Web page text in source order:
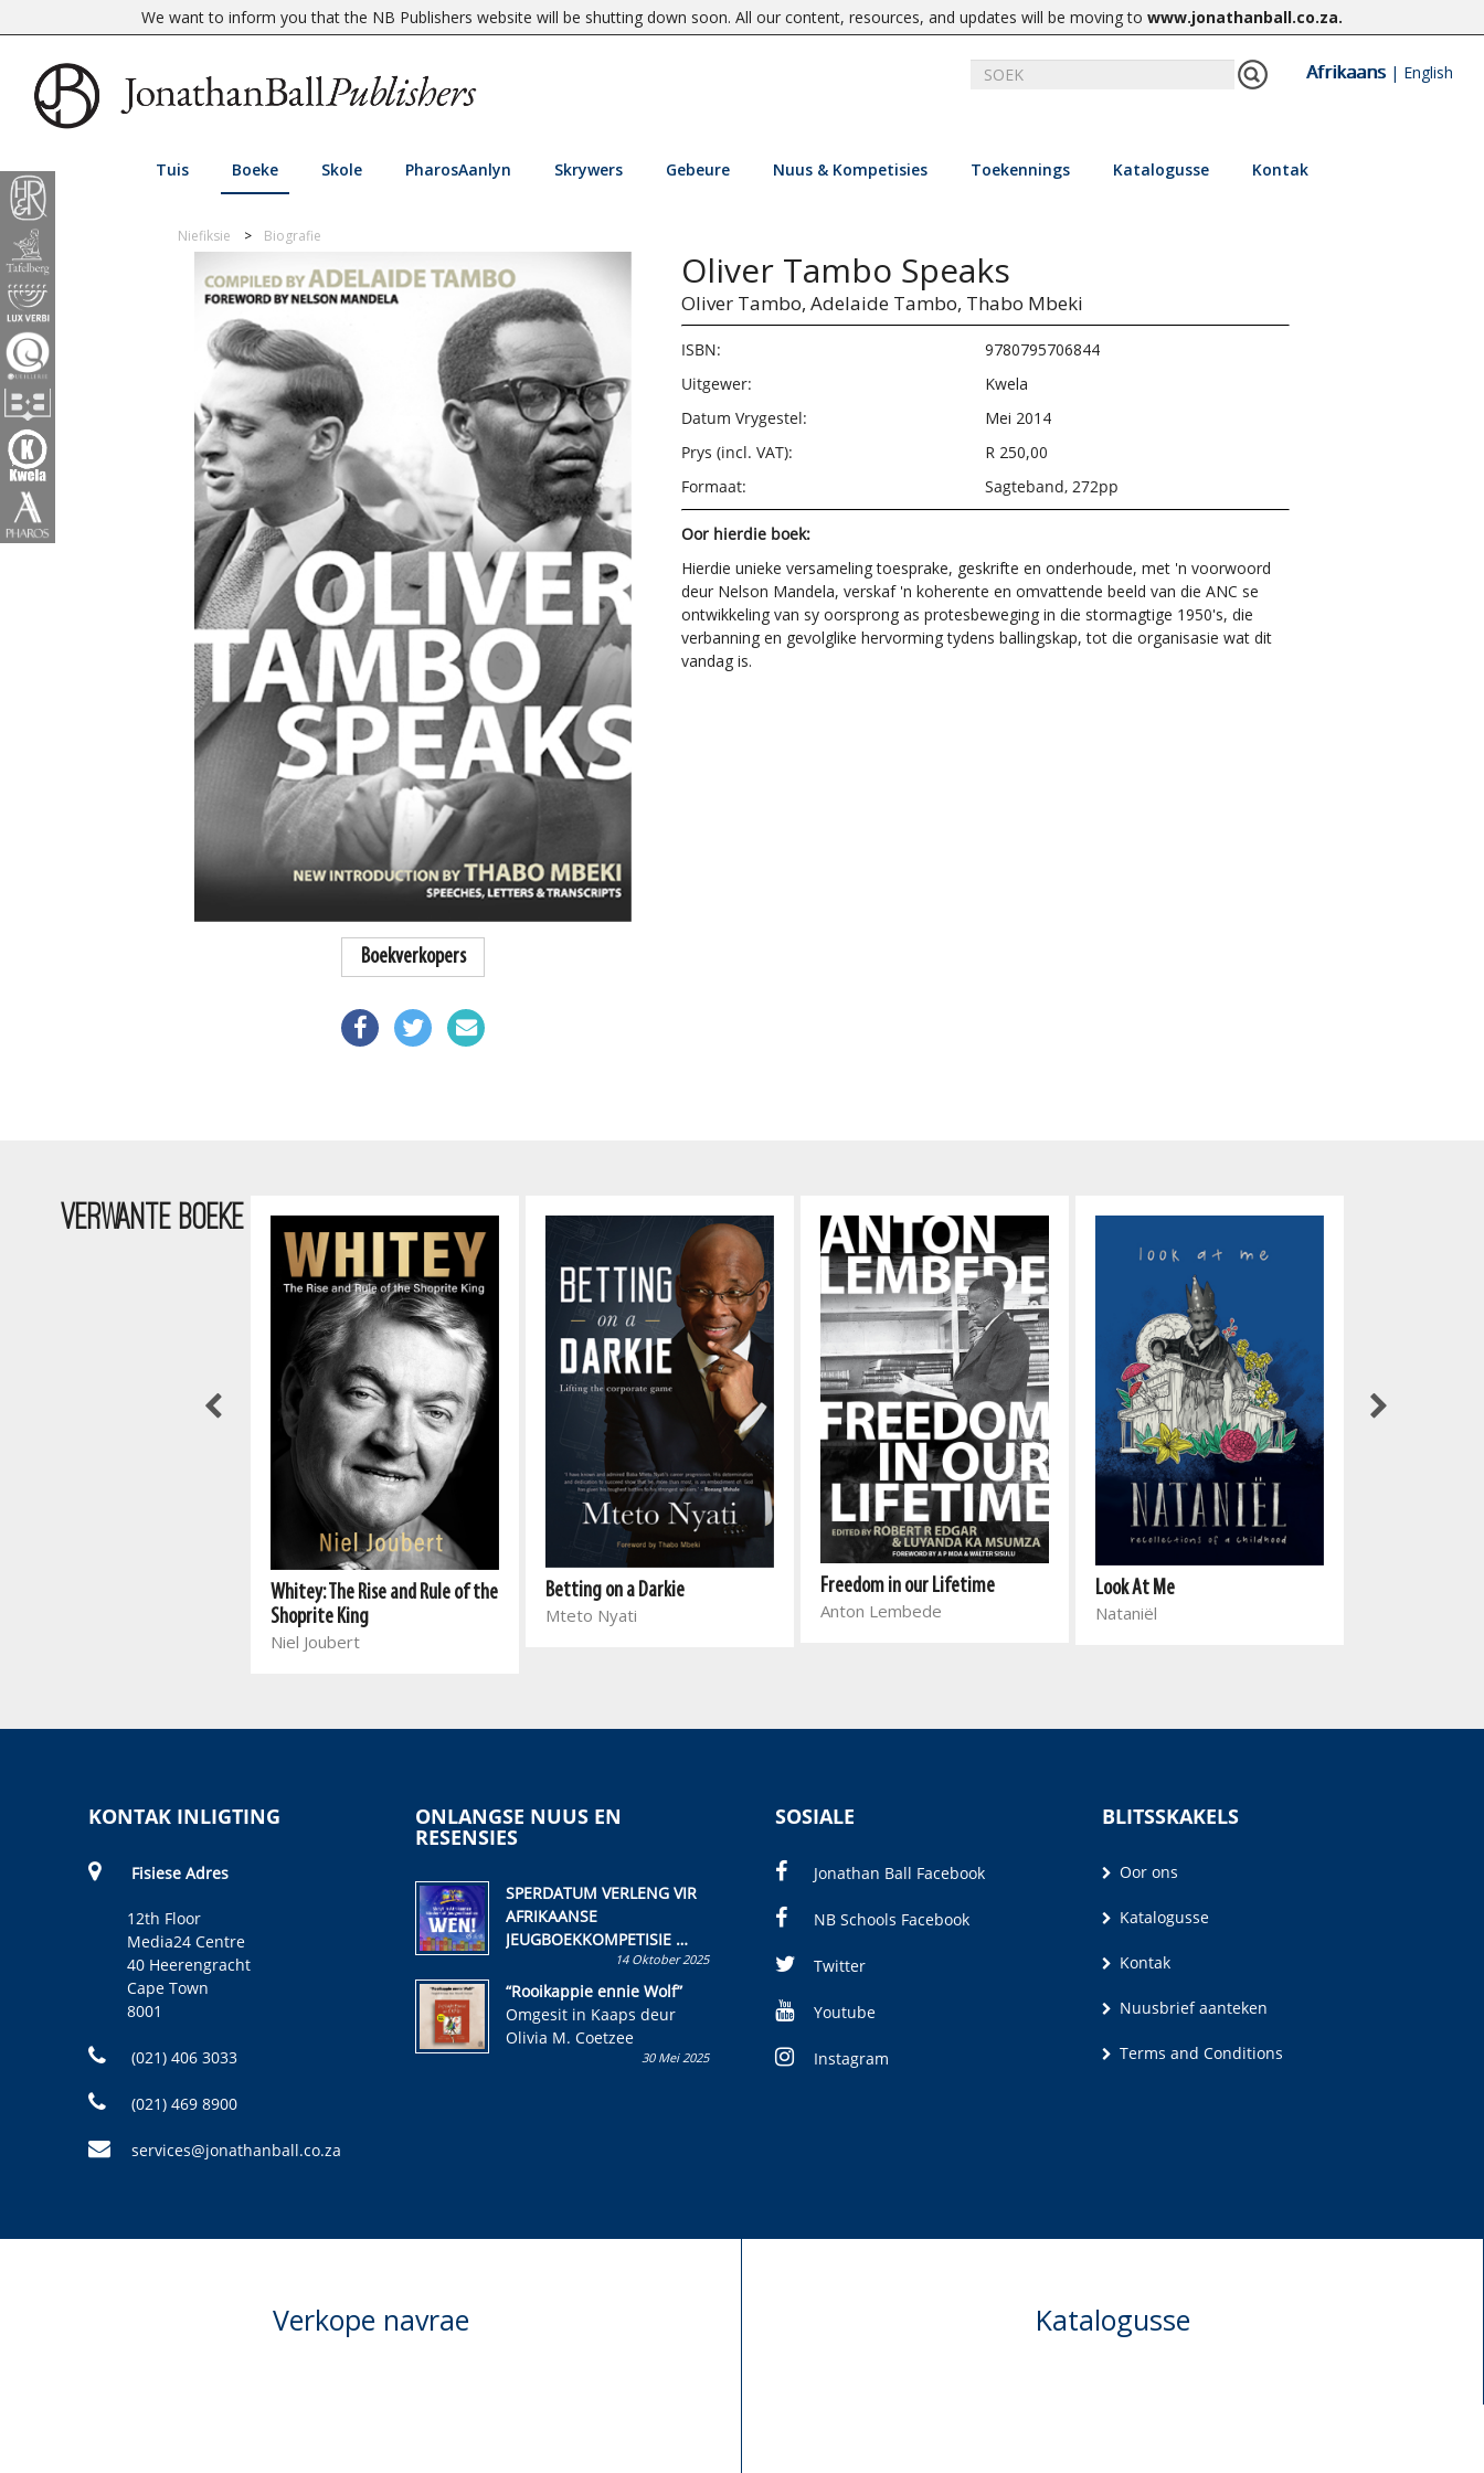
We want to inform you that the NB Publishers website will be shutting down soon. All our content, resources, and updates will be moving to www.jonathanball.co.za.
Afrikaans| English
Tuis Boeke Skole PharosAanlyn Skrywers Gebeure Nuus & Kompetisies Toekennings Katalogusse Kontak
Niefiksie Biografie
Boekverkopers
Oliver Tambo Speaks
Oliver Tambo, Adelaide Tambo, Thabo Mbeki
ISBN:
9780795706844
Uitgewer:
Kwela
Datum Vrygestel:
Mei 2014
Prys (incl. VAT):
R 250,00
Formaat:
Sagteband, 272pp
Oor hierdie boek:
Hierdie unieke versameling toesprake, geskrifte en onderhoude, met 'n voorwoord
deur Nelson Mandela, verskaf 'n koherente en omvattende beeld van die ANC se
ontwikkeling van sy oorsprong as protesbeweging in die stormagtige 1950's, die
verbanning en gevolglike hervorming tydens ballingskap, tot die organisasie wat dit
vandag is.
VERWANTE BOEKE
Whitey: The Rise and Rule of the
Shoprite King
Niel Joubert
Betting on a Darkie
Mteto Nyati
Freedom in our Lifetime
Anton Lembede
Look At Me
Nataniël
KONTAK INLIGTING
Fisiese Adres
12th Floor
Media24 Centre
40 Heerengracht
Cape Town
8001
(021) 406 3033
(021) 469 8900
services@jonathanball.co.za
ONLANGSE NUUS EN
RESENSIES
SPERDATUM VERLENG VIR
AFRIKAANSE
JEUGBOEKKOMPETISIE
Skryf ’n jeugboek of
kinderboek en staan ’n
kans om R50 000 te wen!
14 Oktober 2025
“Rooikappie ennie Wolf”
Omgesit in Kaaps deur
Olivia M. Coetzee
30 Mei 2025
SOSIALE
Jonathan Ball Facebook
NB Schools Facebook
Twitter
Youtube
Instagram
BLITSSKAKELS
Oor ons
Katalogusse
Kontak
Nuusbrief aanteken
Terms and Conditions
Verkope navrae Katalogusse